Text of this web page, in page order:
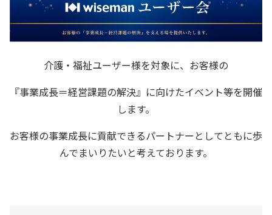
介護・福祉ユーザー様を対象に、お客様の
『事業成長＝経営課題の解決』に向けたイベント等を開催
します。
お客様の事業成長に貢献できるパートナーとしてともに歩
んでまいりたいと考えております。